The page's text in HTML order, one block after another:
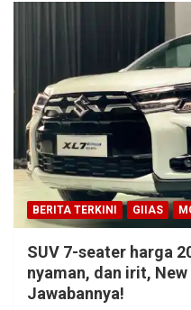
BERITA TERKINI GIIAS
SUV 7-seater harga
nyaman, dan irit,
Jawabannya!